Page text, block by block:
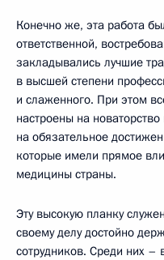
Конечно же, эта работа
ответственной,
закладывались лучшие
в высшей степени
и слаженного. При этом
настроены на
на обязательное
которые имели прямое
медицины страны.
Эту высокую планку
своему делу достойно
сотрудников. Среди них –